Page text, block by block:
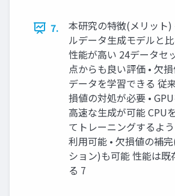
7.
本研究の特徴(メリット)
ルデータ⽣成モデルと
性能が⾼い 24データセ
点からも良い評価 • ⽋
データを学習できる 従
損値の対処が必要 •
⾼速な⽣成が可能 CPU
てトレーニングするよ
利⽤可能 • ⽋損値の補
ション)も可能 性能は既
る 7